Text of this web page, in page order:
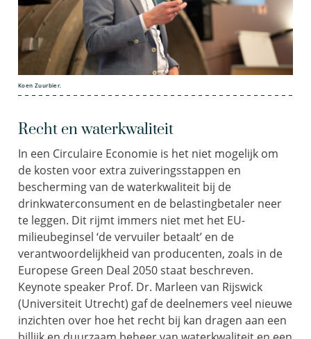
Koen Zuurbier.
Recht en waterkwaliteit
In een Circulaire Economie is het niet mogelijk om
de kosten voor extra zuiveringsstappen en
bescherming van de waterkwaliteit bij de
drinkwaterconsument en de belastingbetaler neer
te leggen. Dit rijmt immers niet met het EU-
milieubeginsel ‘de vervuiler betaalt’ en de
verantwoordelijkheid van producenten, zoals in de
Europese Green Deal 2050 staat beschreven.
Keynote speaker Prof. Dr. Marleen van Rijswick
(Universiteit Utrecht) gaf de deelnemers veel nieuwe
inzichten over hoe het recht bij kan dragen aan een